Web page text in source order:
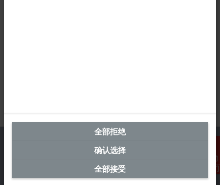
联系我们
全部拒绝
确认选择
全部接受